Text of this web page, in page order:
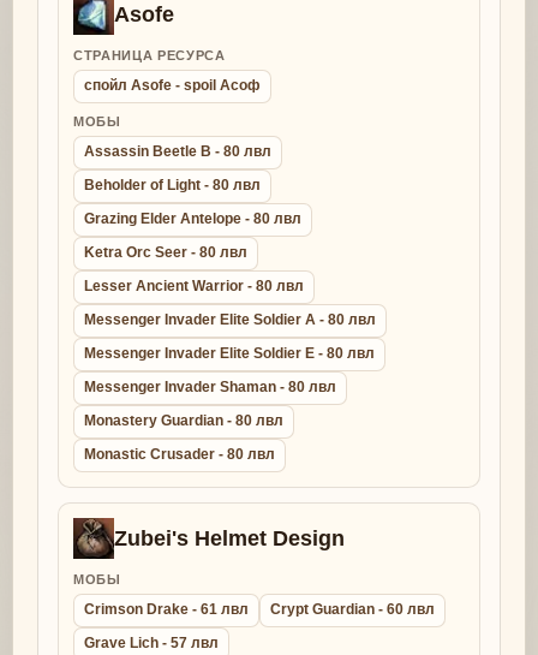
Asofe
СТРАНИЦА РЕСУРСА
спойл Asofe - spoil Асоф
МОБЫ
Assassin Beetle B - 80 лвл
Beholder of Light - 80 лвл
Grazing Elder Antelope - 80 лвл
Ketra Orc Seer - 80 лвл
Lesser Ancient Warrior - 80 лвл
Messenger Invader Elite Soldier A - 80 лвл
Messenger Invader Elite Soldier E - 80 лвл
Messenger Invader Shaman - 80 лвл
Monastery Guardian - 80 лвл
Monastic Crusader - 80 лвл
Zubei's Helmet Design
МОБЫ
Crimson Drake - 61 лвл
Crypt Guardian - 60 лвл
Grave Lich - 57 лвл